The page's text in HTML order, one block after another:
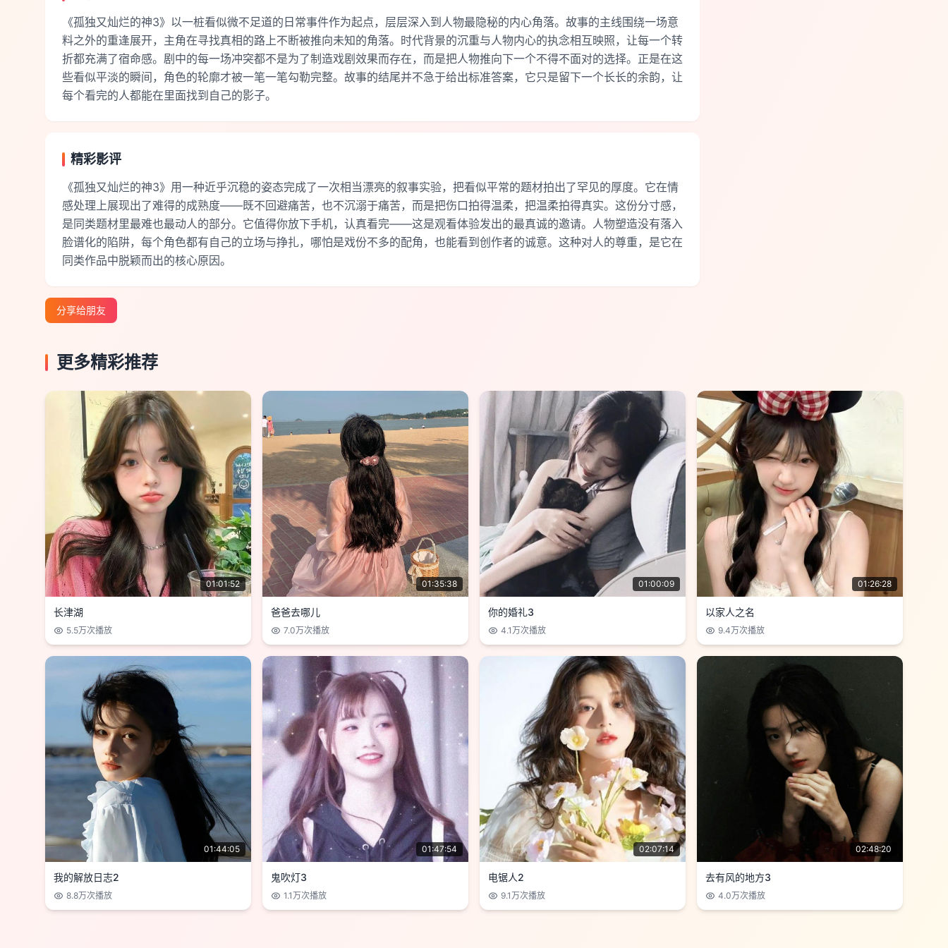
《孤独又灿烂的神3》以一桩看似微不足道的日常事件作为起点，层层深入到人物最隐秘的内心角落。故事的主线围绕一场意
料之外的重逢展开，主角在寻找真相的路上不断被推向未知的角落。时代背景的沉重与人物内心的执念相互映照，让每一个转
折都充满了宿命感。剧中的每一场冲突都不是为了制造戏剧效果而存在，而是把人物推向下一个不得不面对的选择。正是在这
些看似平淡的瞬间，角色的轮廓才被一笔一笔勾勒完整。故事的结尾并不急于给出标准答案，它只是留下一个长长的余韵，让
每个看完的人都能在里面找到自己的影子。
精彩影评
《孤独又灿烂的神3》用一种近乎沉稳的姿态完成了一次相当漂亮的叙事实验，把看似平常的题材拍出了罕见的厚度。它在情
感处理上展现出了难得的成熟度——既不回避痛苦，也不沉溺于痛苦，而是把伤口拍得温柔，把温柔拍得真实。这份分寸感，
是同类题材里最难也最动人的部分。它值得你放下手机，认真看完——这是观看体验发出的最真诚的邀请。人物塑造没有落入
脸谱化的陷阱，每个角色都有自己的立场与挣扎，哪怕是戏份不多的配角，也能看到创作者的诚意。这种对人的尊重，是它在
同类作品中脱颖而出的核心原因。
分享给朋友
更多精彩推荐
01:01:52
长津湖
5.5万次播放
01:35:38
爸爸去哪儿
7.0万次播放
01:00:09
你的婚礼3
4.1万次播放
01:26:28
以家人之名
9.4万次播放
01:44:05
我的解放日志2
8.8万次播放
01:47:54
鬼吹灯3
1.1万次播放
02:07:14
电锯人2
9.1万次播放
02:48:20
去有风的地方3
4.0万次播放